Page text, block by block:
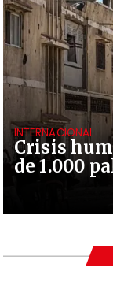
Crisis
de 1.000
INTERNACIONAL